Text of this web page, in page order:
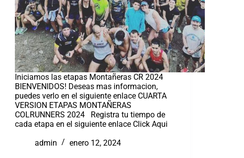
Iniciamos las etapas Montañeras CR 2024
BIENVENIDOS! Deseas mas informacion,
puedes verlo en el siguiente enlace CUARTA
VERSION ETAPAS MONTAÑERAS
COLRUNNERS 2024 Registra tu tiempo de
cada etapa en el siguiente enlace Click Aqui
admin
enero 12, 2024